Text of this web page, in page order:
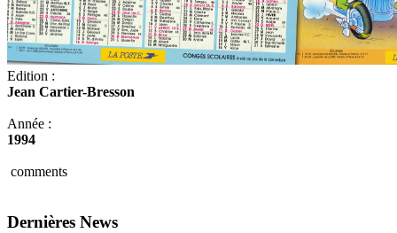
Edition :
Jean Cartier-Bresson
Année :
1994
comments
Dernières News